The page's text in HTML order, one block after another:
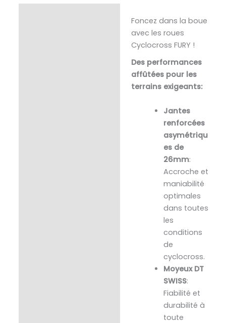
Foncez dans la boue
avec les roues
Cyclocross FURY !
Des performances
affûtées pour les
terrains exigeants:
Jantes
renforcées
asymétriqu
es de
26mm:
Accroche et
maniabilité
optimales
dans toutes
les
conditions
de
cyclocross.
Moyeux DT
SWISS:
Fiabilité et
durabilité à
toute